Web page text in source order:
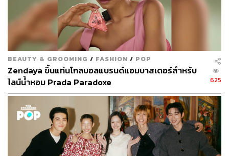
BEAUTY & GROOMING / FASHION / POP
Zendaya ขึ้นแท่นโกลบอลแบรนด์แอมบาสเดอร์สำหรับ
ไลน์น้ำหอม Prada Paradoxe
625